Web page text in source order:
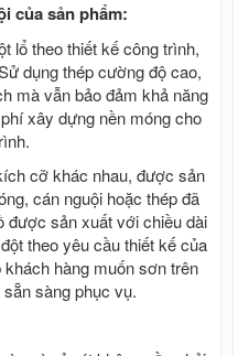
đen
đỏ
ván
giá
xây
của sản phẩm:
lổ theo thiết kế công trình,
dụng thép cường độ cao,
mà vẫn bảo đảm khả năng
xây dựng nền móng cho
cỡ khác nhau, được sản
cán nguội hoặc thép đã
được sản xuất với chiều dài
theo yêu cầu thiết kế của
hàng muốn sơn trên
sàng phục vụ.